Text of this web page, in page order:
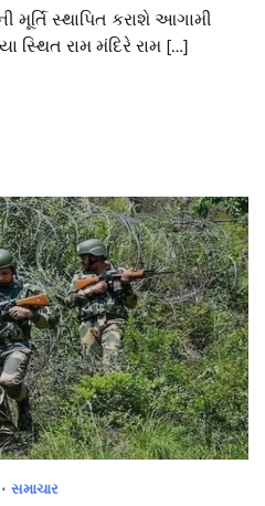
મૂર્તિ સ્થાપિત કરાશે આગામી
રામ મંદિરે રામ […]
સમાચાર